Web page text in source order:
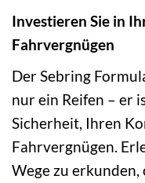
Investieren Sie in
Fahrvergnügen
Der Sebring
nur ein Reifen – er
Sicherheit, Ihren
Fahrvergnügen.
Wege zu